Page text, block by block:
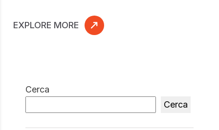
EXPLORE MORE
Cerca
Cerca